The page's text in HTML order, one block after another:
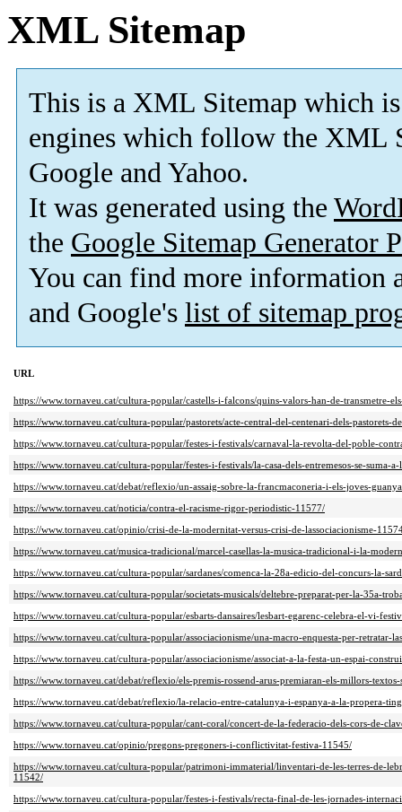
XML Sitemap
This is a XML Sitemap which is
engines which follow the XML
Google and Yahoo.
It was generated using the
the Google Sitemap Generator
You can find more information
and Google's list of sitemap
URL
https://www.tornaveu.cat/cultura-popular/castells-i-falcons/quins-valors-han-de-transmetre-
https://www.tornaveu.cat/cultura-popular/pastorets/acte-central-del-centenari-dels-pastorets-
https://www.tornaveu.cat/cultura-popular/festes-i-festivals/carnaval-la-revolta-del-poble-
https://www.tornaveu.cat/cultura-popular/festes-i-festivals/la-casa-dels-entremesos-se-suma-
https://www.tornaveu.cat/debat/reflexio/un-assaig-sobre-la-francmaconeria-i-els-joves-
https://www.tornaveu.cat/noticia/contra-el-racisme-rigor-periodistic-11577/
https://www.tornaveu.cat/opinio/crisi-de-la-modernitat-versus-crisi-de-lassociacionisme-
https://www.tornaveu.cat/musica-tradicional/marcel-casellas-la-musica-tradicional-i-la-
https://www.tornaveu.cat/cultura-popular/sardanes/comenca-la-28a-edicio-del-concurs-la-
https://www.tornaveu.cat/cultura-popular/societats-musicals/deltebre-preparat-per-la-35a-
https://www.tornaveu.cat/cultura-popular/esbarts-dansaires/lesbart-egarenc-celebra-el-vi-
https://www.tornaveu.cat/cultura-popular/associacionisme/una-macro-enquesta-per-retratar-
https://www.tornaveu.cat/cultura-popular/associacionisme/associat-a-la-festa-un-espai-
https://www.tornaveu.cat/debat/reflexio/els-premis-rossend-arus-premiaran-els-millors-
https://www.tornaveu.cat/debat/reflexio/la-relacio-entre-catalunya-i-espanya-a-la-propera-
https://www.tornaveu.cat/cultura-popular/cant-coral/concert-de-la-federacio-dels-cors-de-
https://www.tornaveu.cat/opinio/pregons-pregoners-i-conflictivitat-festiva-11545/
https://www.tornaveu.cat/cultura-popular/patrimoni-immaterial/linventari-de-les-terres-de-
11542/
https://www.tornaveu.cat/cultura-popular/festes-i-festivals/recta-final-de-les-jornades-